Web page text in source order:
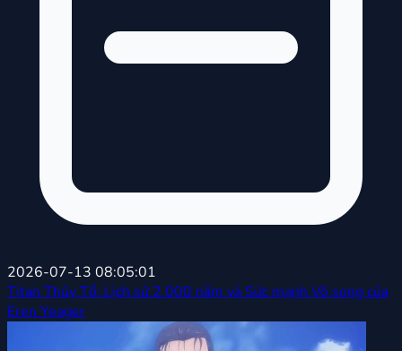
2026-07-13 08:05:01
Titan Thủy Tổ: Lịch sử 2.000 năm và Sức mạnh Vô song của
Eren Yeager